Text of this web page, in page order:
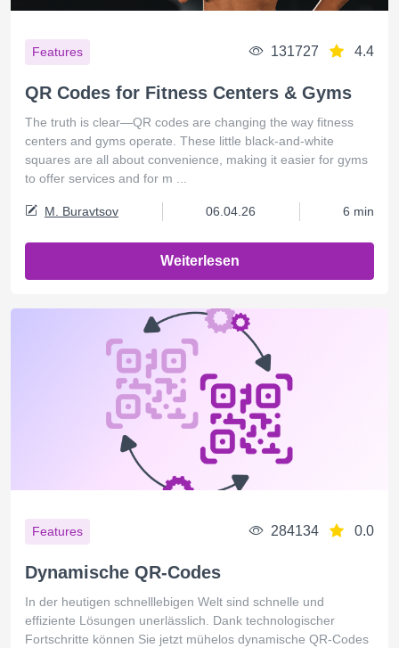
Features 131727 4.4
QR Codes for Fitness Centers & Gyms
The truth is clear—QR codes are changing the way fitness
centers and gyms operate. These little black-and-white
squares are all about convenience, making it easier for gyms
to offer services and for m ...
M. Buravtsov 06.04.26 6 min
Weiterlesen
Features 284134 0.0
Dynamische QR-Codes
In der heutigen schnelllebigen Welt sind schnelle und
effiziente Lösungen unerlässlich. Dank technologischer
Fortschritte können Sie jetzt mühelos dynamische QR-Codes